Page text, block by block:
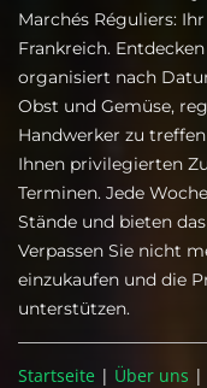
Marchés Réguliers:
Frankreich.
organisiert nach
Obst und Gemüse,
Handwerker zu
Ihnen privilegierten
Terminen. Jede
Stände und bieten
Verpassen Sie nicht
einzukaufen und die
unterstützen.
Startseite | Über uns |